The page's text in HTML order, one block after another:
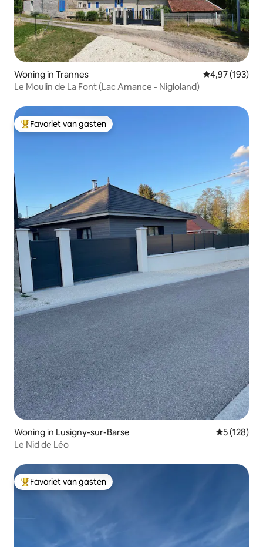
Woning in Trannes Gemiddelde
4,97 (193)
Le Moulin de La Font (Lac Amance - Nigloland)
Topfavoriet van gasten
Favoriet van gasten
Woning in Lusigny-sur-Barse
5 (128)
Le Nid de Léo
Topfavoriet van gasten
Favoriet van gasten